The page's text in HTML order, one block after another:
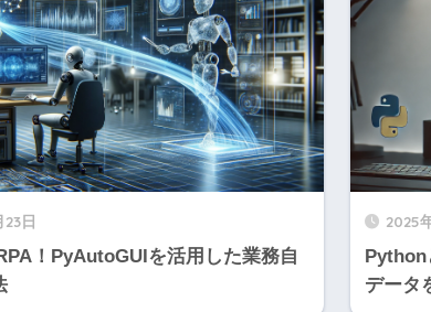
23日
！PyAutoGUIを活用した業務自
2025
Python
データ